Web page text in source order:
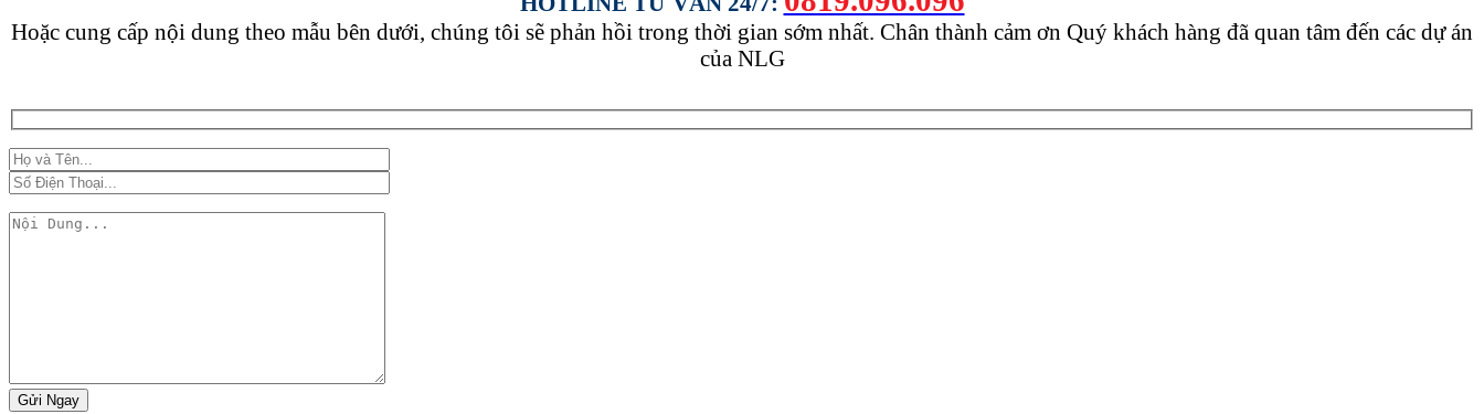
Hoặc cung cấp nội dung theo mẫu bên dưới, chúng tôi sẽ phản hồi trong thời gian sớm nhất. Chân thành cảm ơn Quý khách hàng đã quan tâm đến các dự án
của NLG